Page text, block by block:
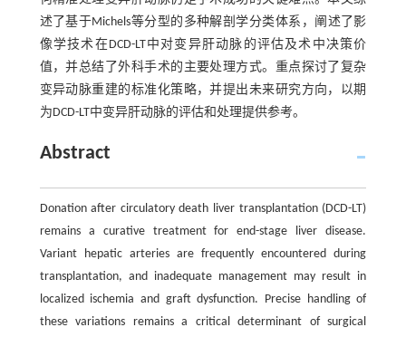
述了基于Michels等分型的多种解剖学分类体系，阐述了影
像学技术在DCD-LT中对变异肝动脉的评估及术中决策价
值，并总结了外科手术的主要处理方式。重点探讨了复杂
变异动脉重建的标准化策略，并提出未来研究方向，以期
为DCD-LT中变异肝动脉的评估和处理提供参考。
Abstract
Donation after circulatory death liver transplantation (DCD-LT)
remains a curative treatment for end-stage liver disease.
Variant hepatic arteries are frequently encountered during
transplantation, and inadequate management may result in
localized ischemia and graft dysfunction. Precise handling of
these variations remains a critical determinant of surgical